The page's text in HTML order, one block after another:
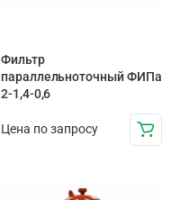
Фильтр
параллельноточный ФИПа
2-1,4-0,6
Цена по запросу